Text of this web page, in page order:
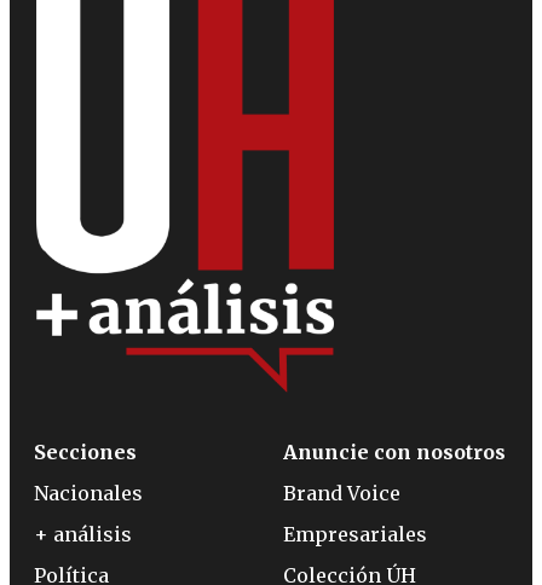
Secciones
Nacionales
+ análisis
Política
Anuncie con nosotros
Brand Voice
Empresariales
Colección ÚH